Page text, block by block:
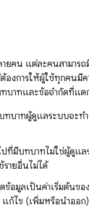
คน แต่ละคนสามาร
ต้องการให้ผู้ใช้ทุกคน
าทและข้อจำกัดที่แ
ทบาทผู้ดูแลระบบจะท
ปที่มีบทบาทไม่ใช่ผู้ดูแ
ายอื่นไม่ได้
ข้อมูลเป็นค่าเริ่มต้นข
ก้ไข (เพิ่มหรือนำอ